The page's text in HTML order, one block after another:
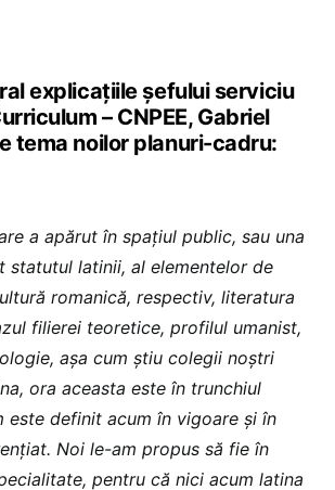
explicațiile șefului serviciu
– CNPEE, Gabriel
tema noilor planuri-cadru:
a apărut în spațiul public, sau una
statutul latinii, al elementelor de
romanică, respectiv, literatura
filierei teoretice, profilul umanist,
așa cum știu colegii noștri
ora aceasta este în trunchiul
este definit acum în vigoare și în
Noi le-am propus să fie în
pentru că nici acum latina